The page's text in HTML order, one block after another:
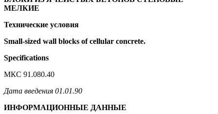
МЕЛКИЕ
Технические условия
Small-sized wall blocks of cellular concrete.
Specifications
МКС 91.080.40
Дата введения 01.01.90
ИНФОРМАЦИОННЫЕ ДАННЫЕ